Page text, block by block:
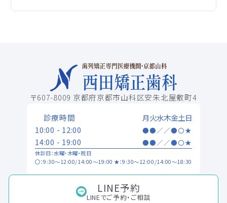
〒607-8009 京都府京都市山科区安朱北屋敷町4
診療時間
月火水木金土日
10:00 - 12:00
●●／／●〇★
14:00 - 19:00 ●●／／●〇★
休診日：水曜・木曜・祝日
〇：9:30～12:00/14:00～19:00 ★：9:30～12:00/14:00～18:30
LINE予約
LINEでご予約・ご相談